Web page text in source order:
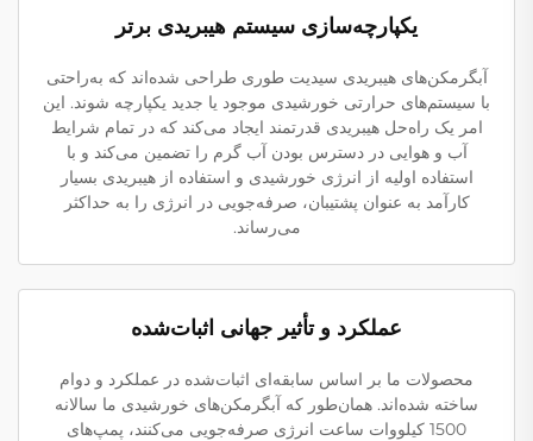
یکپارچه‌سازی سیستم هیبریدی برتر
آبگرمکن‌های هیبریدی سیدیت طوری طراحی شده‌اند که به‌راحتی
با سیستم‌های حرارتی خورشیدی موجود یا جدید یکپارچه شوند. این
امر یک راه‌حل هیبریدی قدرتمند ایجاد می‌کند که در تمام شرایط
آب و هوایی در دسترس بودن آب گرم را تضمین می‌کند و با
استفاده اولیه از انرژی خورشیدی و استفاده از هیبریدی بسیار
کارآمد به عنوان پشتیبان، صرفه‌جویی در انرژی را به حداکثر
می‌رساند.
عملکرد و تأثیر جهانی اثبات‌شده
محصولات ما بر اساس سابقه‌ای اثبات‌شده در عملکرد و دوام
ساخته شده‌اند. همان‌طور که آبگرمکن‌های خورشیدی ما سالانه
1500 کیلووات ساعت انرژی صرفه‌جویی می‌کنند، پمپ‌های